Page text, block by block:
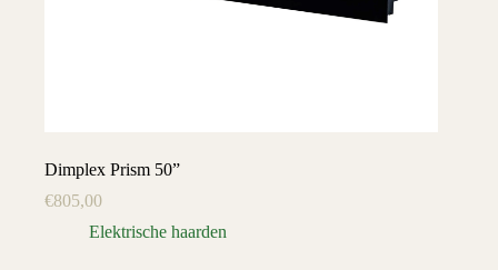
Dimplex Prism 50”
€805,00
Elektrische haarden